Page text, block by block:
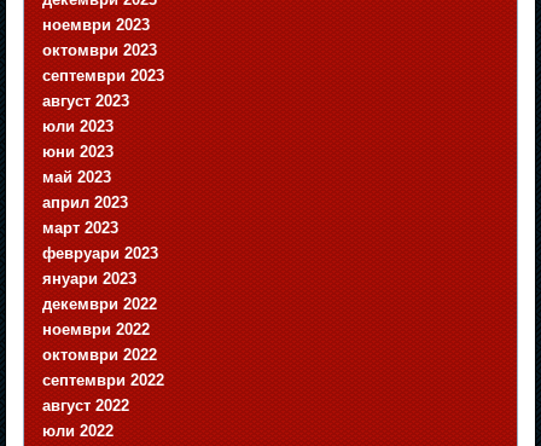
ноември 2023
октомври 2023
септември 2023
август 2023
юли 2023
юни 2023
май 2023
април 2023
март 2023
февруари 2023
януари 2023
декември 2022
ноември 2022
октомври 2022
септември 2022
август 2022
юли 2022